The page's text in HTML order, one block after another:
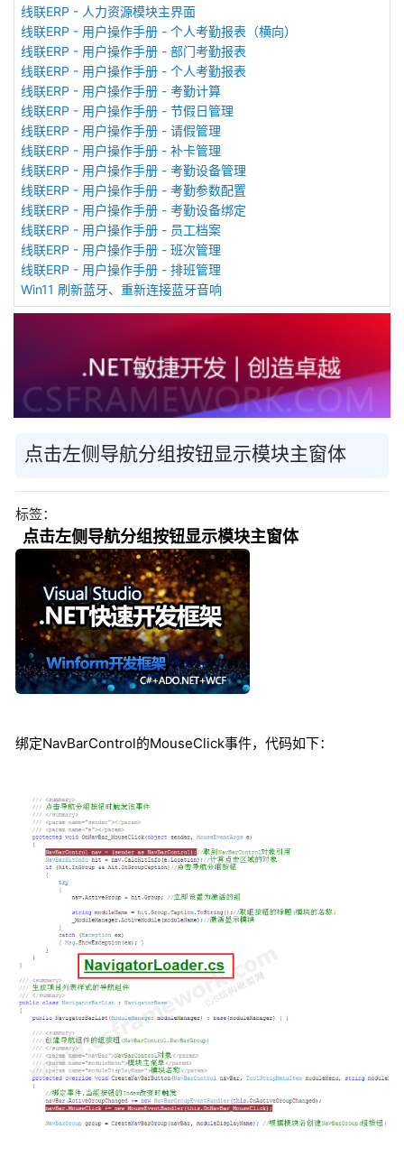
线联ERP - 人力资源模块主界面
线联ERP - 用户操作手册 - 个人考勤报表（横向）
线联ERP - 用户操作手册 - 部门考勤报表
线联ERP - 用户操作手册 - 个人考勤报表
线联ERP - 用户操作手册 - 考勤计算
线联ERP - 用户操作手册 - 节假日管理
线联ERP - 用户操作手册 - 请假管理
线联ERP - 用户操作手册 - 补卡管理
线联ERP - 用户操作手册 - 考勤设备管理
线联ERP - 用户操作手册 - 考勤参数配置
线联ERP - 用户操作手册 - 考勤设备绑定
线联ERP - 用户操作手册 - 员工档案
线联ERP - 用户操作手册 - 班次管理
线联ERP - 用户操作手册 - 排班管理
Win11 刷新蓝牙、重新连接蓝牙音响
点击左侧导航分组按钮显示模块主窗体
标签：
点击左侧导航分组按钮显示模块主窗体
绑定NavBarControl的MouseClick事件，代码如下：